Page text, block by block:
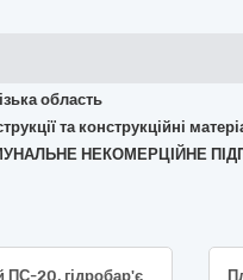
область
та конструкційні
НЕКОМЕРЦІЙНЕ